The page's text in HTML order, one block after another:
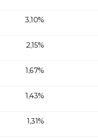
3,10%
2,15%
1,67%
1,43%
1,31%